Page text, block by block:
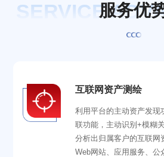
SERVICE服务优
互联网资产测绘
利用平台的主动资产发现
联功能，主动识别+模糊
分析出归属客户的互联网
Web网站、应用服务、公